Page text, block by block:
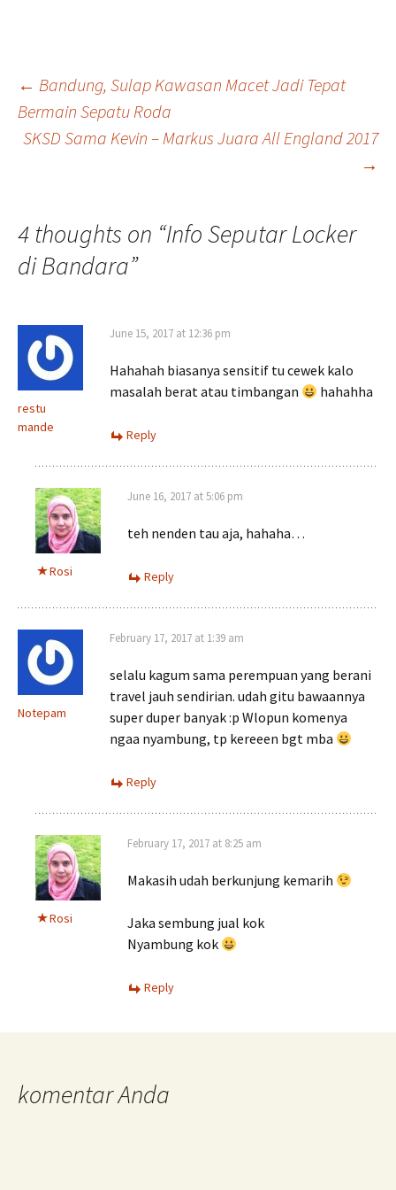
Post
navigation
← Bandung, Sulap Kawasan Macet Jadi Tepat
Bermain Sepatu Roda
SKSD Sama Kevin – Markus Juara All England 2017
→
4 thoughts on “Info Seputar Locker
di Bandara”
restu
mande
June 15, 2017 at 12:36 pm
Hahahah biasanya sensitif tu cewek kalo
masalah berat atau timbangan
hahahha
Reply
Rosi
June 16, 2017 at 5:06 pm
teh nenden tau aja, hahaha…
Reply
Notepam
February 17, 2017 at 1:39 am
selalu kagum sama perempuan yang berani
travel jauh sendirian. udah gitu bawaannya
super duper banyak :p Wlopun komenya
ngaa nyambung, tp kereeen bgt mba
Reply
Rosi
February 17, 2017 at 8:25 am
Makasih udah berkunjung kemarih
Jaka sembung jual kok
Nyambung kok
Reply
komentar Anda